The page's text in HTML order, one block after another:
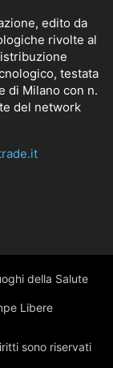
edito da
rivolte al
testata
di Milano con n.
del network
della Salute
Libere
sono riservati